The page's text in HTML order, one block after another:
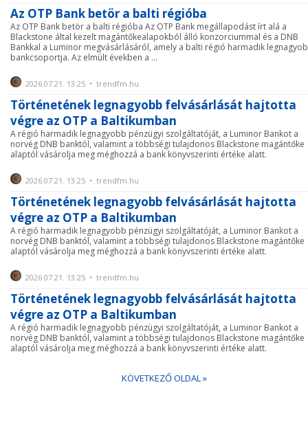
Az OTP Bank betör a balti régióba
Az OTP Bank betör a balti régióba Az OTP Bank megállapodást írt alá a
Blackstone által kezelt magántőkealapokból álló konzorciummal és a DNB
Bankkal a Luminor megvásárlásáról, amely a balti régió harmadik
bankcsoportja. Az elmúlt években a ...
2026.07.21. 13:25 • trendfm.hu
Történetének legnagyobb felvásárlását hajtotta
végre az OTP a Baltikumban
A régió harmadik legnagyobb pénzügyi szolgáltatóját, a Luminor Bankot a
norvég DNB banktól, valamint a többségi tulajdonos Blackstone magántőke
alaptól vásárolja meg méghozzá a bank könyvszerinti értéke alatt.
2026.07.21. 13:25 • trendfm.hu
Történetének legnagyobb felvásárlását hajtotta
végre az OTP a Baltikumban
A régió harmadik legnagyobb pénzügyi szolgáltatóját, a Luminor Bankot a
norvég DNB banktól, valamint a többségi tulajdonos Blackstone magántőke
alaptól vásárolja meg méghozzá a bank könyvszerinti értéke alatt.
2026.07.21. 13:25 • trendfm.hu
Történetének legnagyobb felvásárlását hajtotta
végre az OTP a Baltikumban
A régió harmadik legnagyobb pénzügyi szolgáltatóját, a Luminor Bankot a
norvég DNB banktól, valamint a többségi tulajdonos Blackstone magántőke
alaptól vásárolja meg méghozzá a bank könyvszerinti értéke alatt.
KÖVETKEZŐ OLDAL »